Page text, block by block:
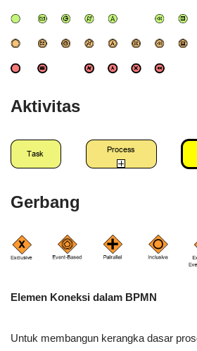
Aktivitas
Gerbang
Elemen Koneksi dalam BPMN
Untuk membangun kerangka dasar